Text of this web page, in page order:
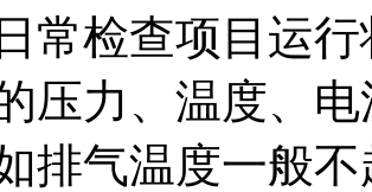
常检查项目运
压力、温度、
排气温度一般